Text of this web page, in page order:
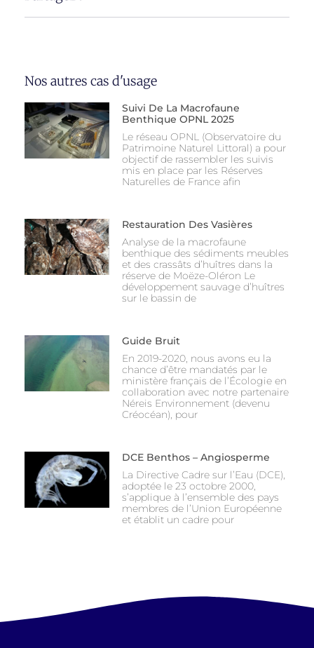
Nos autres cas d'usage
Suivi De La Macrofaune
Benthique OPNL 2025
Le réseau OPNL (Observatoire du
Patrimoine Naturel Littoral) a pour
objectif de rassembler les suivis
mis en place par les Réserves
Naturelles de France afin
Restauration Des Vasières
Analyse de la macrofaune
benthique des sédiments meubles
et des crassâts d’huîtres dans la
réserve de Moëze-Oléron Le
développement sauvage d’huîtres
sur le bassin de
Guide Bruit
En 2019-2020, nous avons eu la
chance d’être mandatés par le
ministère français de l’Écologie en
collaboration avec notre partenaire
Néreis Environnement (devenu
Créocéan), pour
DCE Benthos – Angiosperme
La Directive Cadre sur l’Eau (DCE),
adoptée le 23 octobre 2000,
s’applique à l’ensemble des pays
membres de l’Union Européenne
et établit un cadre pour